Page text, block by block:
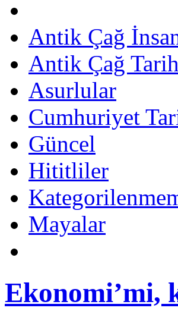
Antik Çağ
Antik Çağ
Asurlular
Cumhuriyet
Güncel
Hititliler
Mayalar
Ekonomi’mi,